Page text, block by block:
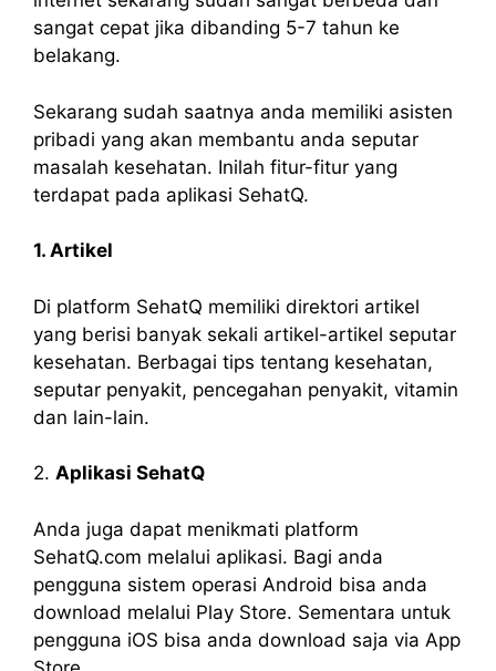
sangat cepat jika dibanding 5-7 tahun ke
belakang.
Sekarang sudah saatnya anda memiliki asisten
pribadi yang akan membantu anda seputar
masalah kesehatan. Inilah fitur-fitur yang
terdapat pada aplikasi SehatQ.
1. Artikel
Di platform SehatQ memiliki direktori artikel
yang berisi banyak sekali artikel-artikel seputar
kesehatan. Berbagai tips tentang kesehatan,
seputar penyakit, pencegahan penyakit, vitamin
dan lain-lain.
2. Aplikasi SehatQ
Anda juga dapat menikmati platform
SehatQ.com melalui aplikasi. Bagi anda
pengguna sistem operasi Android bisa anda
download melalui Play Store. Sementara untuk
pengguna iOS bisa anda download saja via App